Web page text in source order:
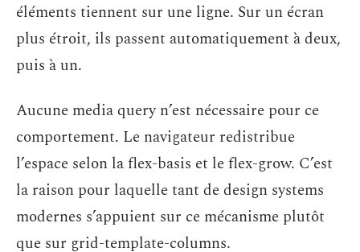
éléments tiennent sur une ligne. Sur un écran
plus étroit, ils passent automatiquement à deux,
puis à un.
Aucune media query n’est nécessaire pour ce
comportement. Le navigateur redistribue
l’espace selon la flex-basis et le flex-grow. C’est
la raison pour laquelle tant de design systems
modernes s’appuient sur ce mécanisme plutôt
que sur grid-template-columns.